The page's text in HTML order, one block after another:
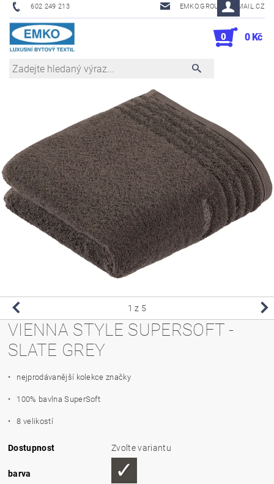
602 249 213 EMKO.GROUSL@EMAIL.CZ
0 0 Kč
1 z 5
VIENNA STYLE SUPERSOFT -
SLATE GREY
• nejprodávanější kolekce značky
• 100% bavlna SuperSoft
• 8 velikostí
Dostupnost Zvolte variantu
barva